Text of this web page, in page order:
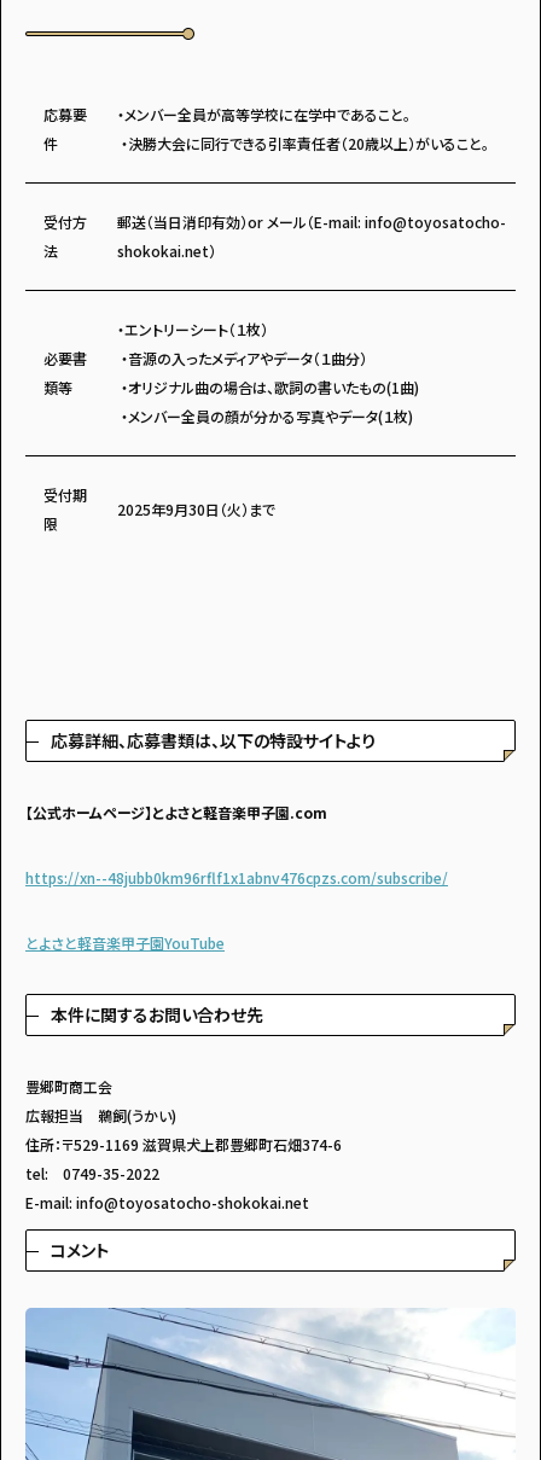
応募要
件
・メンバー全員が高等学校に在学中であること。
・決勝大会に同行できる引率責任者（20歳以上）がいること。
受付方
法
郵送（当日消印有効）or メール（E-mail: info@toyosatocho-
shokokai.net）
必要書
類等
・エントリーシート（１枚）
・音源の入ったメディアやデータ（１曲分）
・オリジナル曲の場合は、歌詞の書いたもの(1曲)
・メンバー全員の顔が分かる写真やデータ(１枚)
受付期
限
2025年9月30日（火）まで
応募詳細、応募書類は、以下の特設サイトより
【公式ホームページ】とよさと軽音楽甲子園.com
https://xn--48jubb0km96rflf1x1abnv476cpzs.com/subscribe/
とよさと軽音楽甲子園YouTube
本件に関するお問い合わせ先
豊郷町商工会
広報担当 鵜飼(うかい)
住所：〒529-1169 滋賀県犬上郡豊郷町石畑374-6
tel: 0749-35-2022
E-mail: info@toyosatocho-shokokai.net
コメント